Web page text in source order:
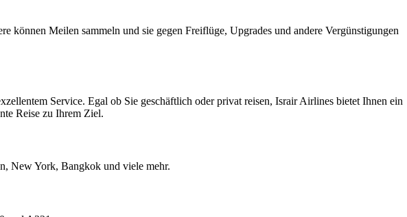
können Meilen sammeln und sie gegen Freiflüge, Upgrades und andere Vergünstigungen
Service. Egal ob Sie geschäftlich oder privat reisen, Israir Airlines bietet Ihnen ein
Reise zu Ihrem Ziel.
New York, Bangkok und viele mehr.